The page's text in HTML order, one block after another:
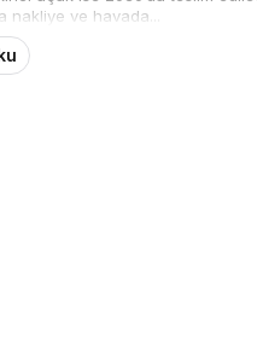
ve havada...